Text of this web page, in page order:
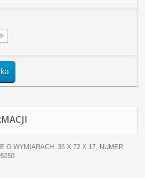
O WYMIARACH 35 X 72 X 17, NUMER